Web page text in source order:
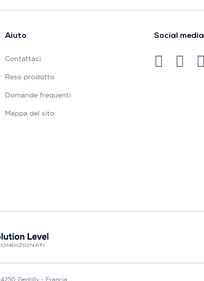
Aiuto
Contattaci
Reso prodotto
Domande frequenti
Mappa del sito
Social media
Gentilly - Francia